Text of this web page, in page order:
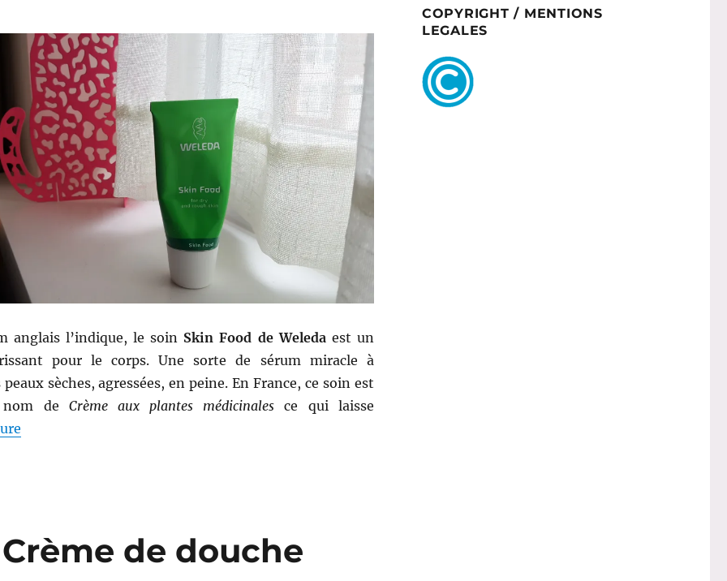
anglais l’indique, le soin Skin Food de Weleda est un
pour le corps. Une sorte de sérum miracle à
sèches, agressées, en peine. En France, ce soin est
de Crème aux plantes médicinales ce qui laisse
de « Truc # 65 : Crème aux plantes médicinales Skin Food – Weleda »
de douche
COPYRIGHT / MENTIONS
LEGALES